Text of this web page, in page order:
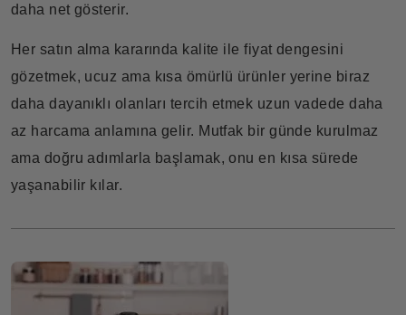
daha net gösterir.
Her satın alma kararında kalite ile fiyat dengesini
gözetmek, ucuz ama kısa ömürlü ürünler yerine biraz
daha dayanıklı olanları tercih etmek uzun vadede daha
az harcama anlamına gelir. Mutfak bir günde kurulmaz
ama doğru adımlarla başlamak, onu en kısa sürede
yaşanabilir kılar.